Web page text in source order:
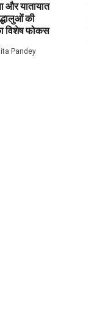
और यातायात
की
विशेष फोकस
Pandey